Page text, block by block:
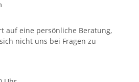
auf eine persönliche Beratung,
nicht uns bei Fragen zu